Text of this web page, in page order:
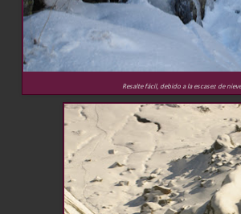
Resalte fácil, debido a la escasez de